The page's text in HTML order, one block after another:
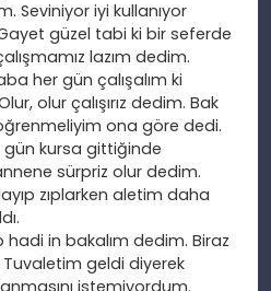
Seviniyor iyi kullanıyor
güzel tabi ki bir seferde
lazım dedim.
her gün çalışalım ki
olur çalışırız dedim. Bak
ona göre dedi.
gün kursa gittiğinde
sürpriz olur dedim.
zıplarken aletim daha
in bakalım dedim. Biraz
geldi diyerek
istemiyordum.